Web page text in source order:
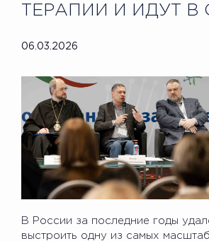
ТЕРАПИИ И ИДУТ В
06.03.2026
В России за последние годы
выстроить одну из самых